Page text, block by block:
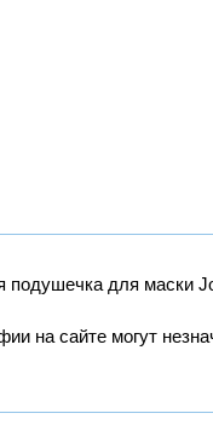
подушечка для маски
на сайте могут